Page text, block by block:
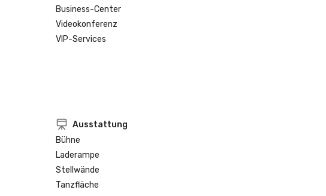
Business-Center
Videokonferenz
VIP-Services
Ausstattung
Bühne
Laderampe
Stellwände
Tanzfläche